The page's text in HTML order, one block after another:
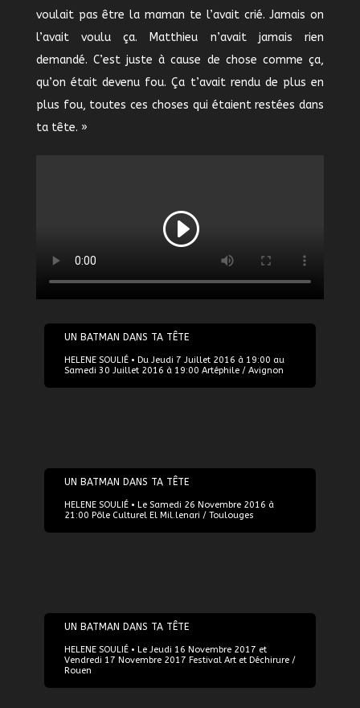
voulait pas être la maman te l’avait crié. Jamais on
l’avait voulu ça. Matthieu n’avait jamais rien
demandé. C’est juste à cause de chose comme ça,
qu’on était devenu fou. Ça t’avait rendu de plus en
plus fou, toutes ces choses qui étaient restées dans
ta tête. »
07/07/2016
UN BATMAN DANS TA TÊTE
HELENE SOULIÉ • Du Jeudi 7 Juillet 2016 à 19:00 au
Samedi 30 Juillet 2016 à 19:00 Artéphile / Avignon
26/11/2016
UN BATMAN DANS TA TÊTE
HELENE SOULIÉ • Le Samedi 26 Novembre 2016 à
21:00 Pôle Culturel El Mil.lenari / Toulouges
16/11/2017
UN BATMAN DANS TA TÊTE
HELENE SOULIÉ • Le Jeudi 16 Novembre 2017 et
Vendredi 17 Novembre 2017 Festival Art et Déchirure /
Rouen